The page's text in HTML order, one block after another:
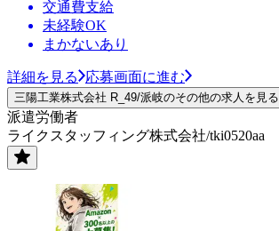
交通費支給
未経験OK
まかないあり
詳細を見る 応募画面に進む
三陽工業株式会社 R_49/派岐のその他の求人を見る
派遣労働者
ライクスタッフィング株式会社/tki0520aa